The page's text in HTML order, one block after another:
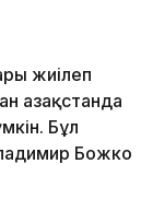
жиілеп
Қазақстанда
Бұл
Божко